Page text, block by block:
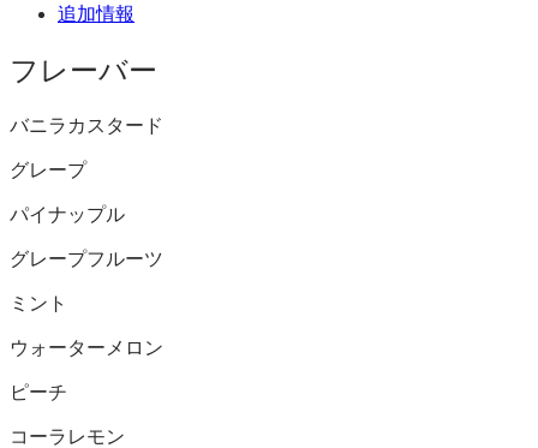
追加情報
フレーバー
バニラカスタード
グレープ
パイナップル
グレープフルーツ
ミント
ウォーターメロン
ピーチ
コーラレモン